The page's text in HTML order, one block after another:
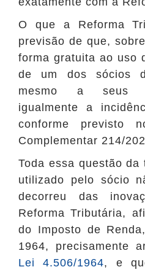
O que a Reforma
previsão de que,
forma gratuita ao uso
de um dos sócios
mesmo a seus
igualmente a
conforme previsto
Complementar 214/
Toda essa questão da
utilizado pelo sócio
decorreu das
Reforma Tributária,
do Imposto de
1964, precisamente
Lei 4.506/1964, e